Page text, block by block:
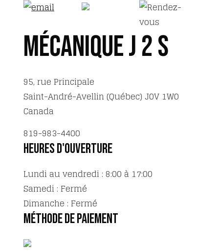
Mécanique J 2 S
95, rue Principale
Saint-André-Avellin(Québec)J0V 1W0
Canada
819-983-4400
Heures d'ouverture
Lundi au vendredi : 8:00 à 17:00
Samedi : Fermé
Dimanche : Fermé
Méthode de paiement